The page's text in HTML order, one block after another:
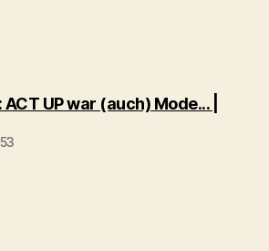
UP war (auch) Mode... |